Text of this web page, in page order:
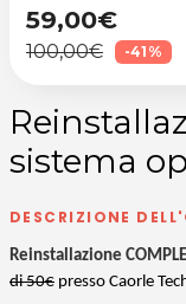
59,00€
100,00€ -41%
sistema
DESCRIZIONE
Reinstallazione
di 50€ presso Caorle